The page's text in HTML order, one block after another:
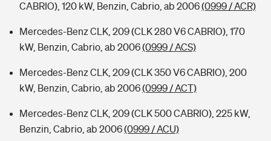
CABRIO), 120 kW, Benzin, Cabrio, ab 2006(0999 / ACR)
Mercedes-Benz CLK, 209 (CLK 280 V6 CABRIO), 170
kW, Benzin, Cabrio, ab 2006(0999 / ACS)
Mercedes-Benz CLK, 209 (CLK 350 V6 CABRIO), 200
kW, Benzin, Cabrio, ab 2006(0999 / ACT)
Mercedes-Benz CLK, 209 (CLK 500 CABRIO), 225 kW,
Benzin, Cabrio, ab 2006(0999 / ACU)